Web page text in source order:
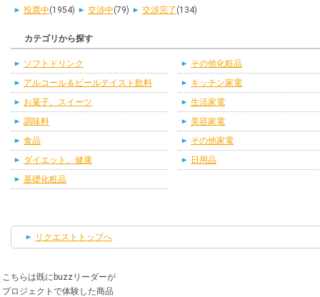
投票中(1954) 交渉中(79) 交渉完了 (134)
カテゴリから探す
ソフトドリンク
アルコール＆ビールテイスト飲料
お菓子、スイーツ
調味料
食品
ダイエット、健康
基礎化粧品
その他化粧品
キッチン家電
生活家電
美容家電
その他家電
日用品
リクエストトップへ
こちらは既にbuzzリーダーが
プロジェクトで体験した商品